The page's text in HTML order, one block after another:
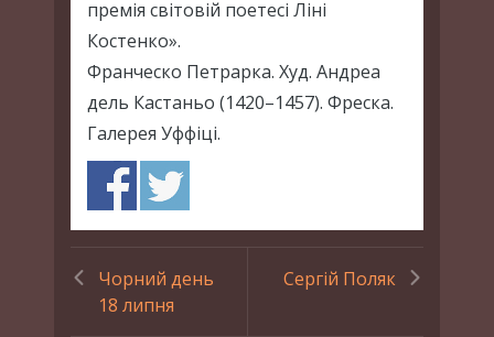
премія світовій поетесі Ліні
Костенко».
Франческо Петрарка. Худ. Андреа
дель Кастаньо (1420–1457). Фреска.
Галерея Уффіці.
Чорний день
18 липня
Сергій Поляк